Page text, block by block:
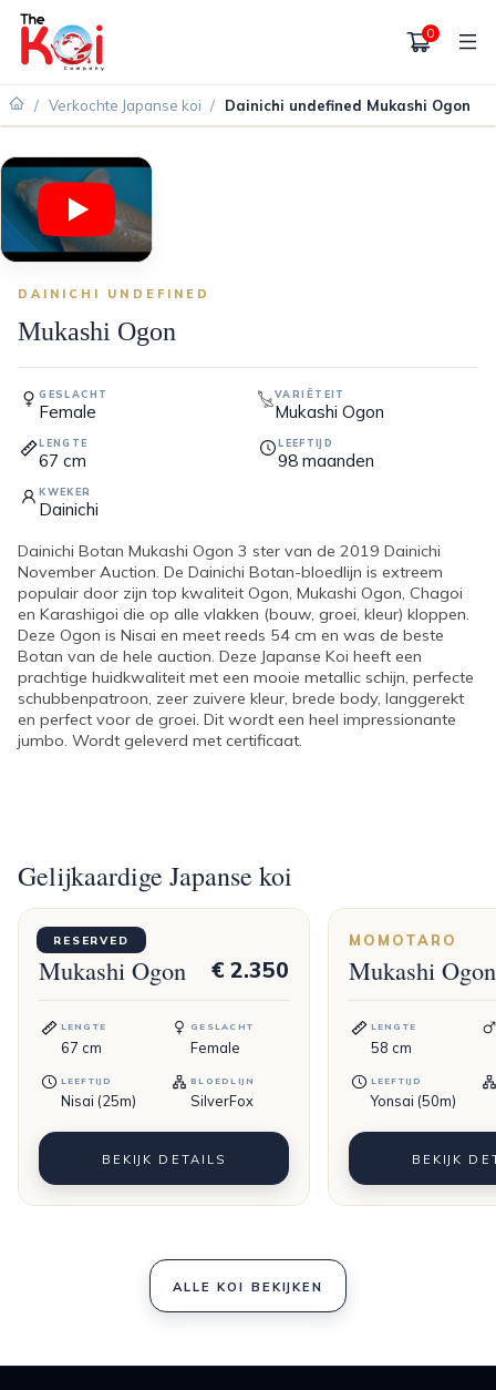
0
/ Verkochte Japanse koi / Dainichi undefined Mukashi Ogon
VERKOCHT
DAINICHI UNDEFINED
Mukashi Ogon
GESLACHT
Female
VARIËTEIT
Mukashi Ogon
LENGTE
67 cm
LEEFTIJD
98 maanden
KWEKER
Dainichi
Dainichi Botan Mukashi Ogon 3 ster van de 2019 Dainichi
November Auction. De Dainichi Botan-bloedlijn is extreem
populair door zijn top kwaliteit Ogon, Mukashi Ogon, Chagoi
en Karashigoi die op alle vlakken (bouw, groei, kleur) kloppen.
Deze Ogon is Nisai en meet reeds 54 cm en was de beste
Botan van de hele auction. Deze Japanse Koi heeft een
prachtige huidkwaliteit met een mooie metallic schijn, perfecte
schubbenpatroon, zeer zuivere kleur, brede body, langgerekt
en perfect voor de groei. Dit wordt een heel impressionante
jumbo. Wordt geleverd met certificaat.
Gelijkaardige Japanse koi
RESERVED
OGATA
Mukashi Ogon € 2.350
LENGTE
67 cm
GESLACHT
Female
LEEFTIJD
Nisai (25m)
BLOEDLIJN
SilverFox
BEKIJK DETAILS
MOMOTARO
Mukashi Ogon
LENGTE
58 cm
LEEFTIJD
Yonsai (50m)
BEKIJK
ALLE KOI BEKIJKEN